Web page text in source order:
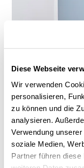
Diese Webseite
Wir verwenden
personalisieren,
zu können und die
analysieren.
Verwendung
soziale Medien,
Partner führen